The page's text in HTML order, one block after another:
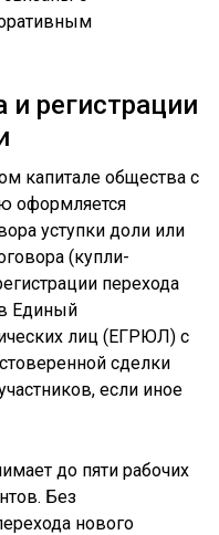
регистрации
капитале общества с
оформляется
уступки доли или
(купли-
перехода
Единый
лиц (ЕГРЮЛ) с
сделки
если иное
до пяти рабочих
Без
нового